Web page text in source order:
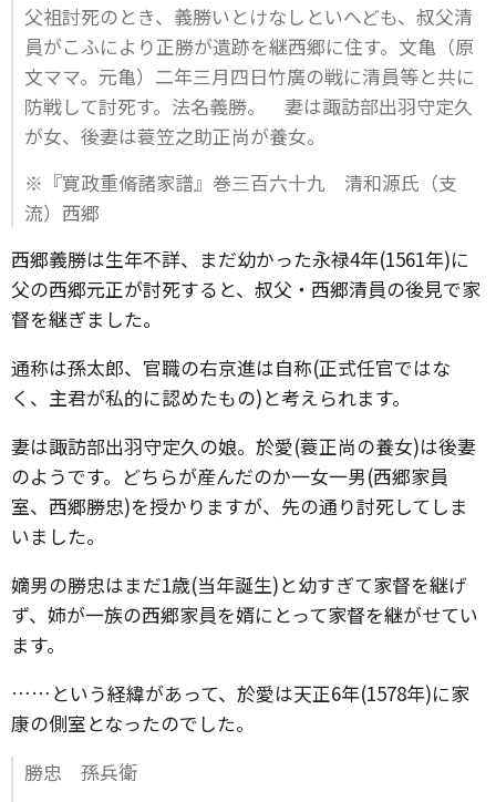
父祖討死のとき、義勝いとけなしといへども、叔父清
員がこふにより正勝が遺跡を継西郷に住す。文亀（原
文ママ。元亀）二年三月四日竹廣の戦に清員等と共に
防戦して討死す。法名義勝。 妻は諏訪部出羽守定久
が女、後妻は蓑笠之助正尚が養女。
※『寛政重脩諸家譜』巻三百六十九 清和源氏（支
流）西郷
西郷義勝は生年不詳、まだ幼かった永禄4年(1561年)に
父の西郷元正が討死すると、叔父・西郷清員の後見で家
督を継ぎました。
通称は孫太郎、官職の右京進は自称(正式任官ではな
く、主君が私的に認めたもの)と考えられます。
妻は諏訪部出羽守定久の娘。於愛(蓑正尚の養女)は後妻
のようです。どちらが産んだのか一女一男(西郷家員
室、西郷勝忠)を授かりますが、先の通り討死してしま
いました。
嫡男の勝忠はまだ1歳(当年誕生)と幼すぎて家督を継げ
ず、姉が一族の西郷家員を婿にとって家督を継がせてい
ます。
……という経緯があって、於愛は天正6年(1578年)に家
康の側室となったのでした。
勝忠 孫兵衛